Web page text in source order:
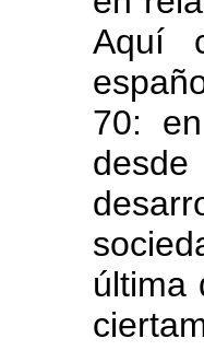
Aquí
70:
última